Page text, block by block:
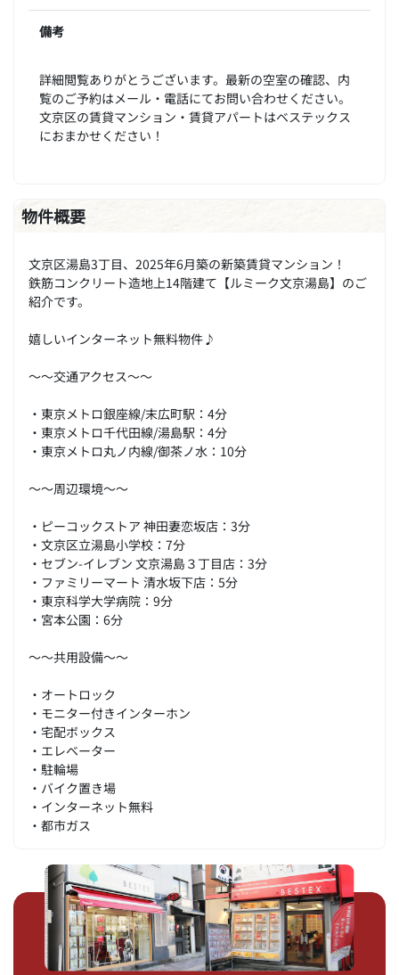
備考
詳細閲覧ありがとうございます。最新の空室の確認、内
覧のご予約はメール・電話にてお問い合わせください。
文京区の賃貸マンション・賃貸アパートはベステックス
におまかせください！
物件概要
文京区湯島3丁目、2025年6月築の新築賃貸マンション！
鉄筋コンクリート造地上14階建て【ルミーク文京湯島】のご
紹介です。
嬉しいインターネット無料物件♪
～～交通アクセス～～
・東京メトロ銀座線/末広町駅：4分
・東京メトロ千代田線/湯島駅：4分
・東京メトロ丸ノ内線/御茶ノ水：10分
～～周辺環境～～
・ピーコックストア 神田妻恋坂店：3分
・文京区立湯島小学校：7分
・セブン-イレブン 文京湯島３丁目店：3分
・ファミリーマート 清水坂下店：5分
・東京科学大学病院：9分
・宮本公園：6分
～～共用設備～～
・オートロック
・モニター付きインターホン
・宅配ボックス
・エレベーター
・駐輪場
・バイク置き場
・インターネット無料
・都市ガス